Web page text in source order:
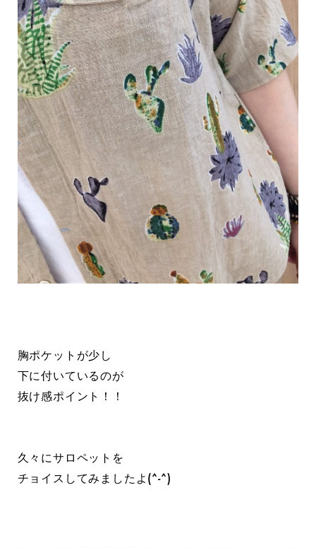
胸ポケットが少し
下に付いているのが
抜け感ポイント！！
久々にサロペットを
チョイスしてみましたよ(^-^)